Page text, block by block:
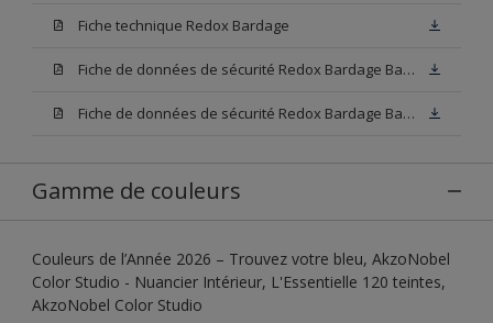
Fiche technique Redox Bardage
Fiche de données de sécurité Redox Bardage Base N00
Fiche de données de sécurité Redox Bardage Base W05
Gamme de couleurs
Couleurs de l’Année 2026 – Trouvez votre bleu, AkzoNobel
Color Studio - Nuancier Intérieur, L'Essentielle 120 teintes,
AkzoNobel Color Studio